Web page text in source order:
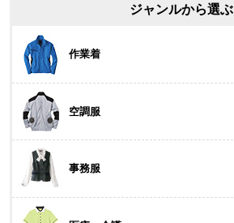
ジャンルから選ぶ
作業着
空調服
事務服